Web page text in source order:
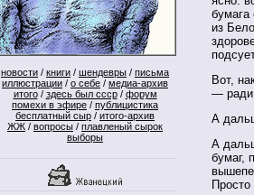
новости / книги / шендевры / письма
иллюстрации / о себе / медиа-архив
итого/ здесь был ссср/ форум
помехи в эфире / публицистика
бесплатный сыр / итого-архив
ЖЖ / вопросы / плавленый сырок
выборы
бумага
из
Вот,
— ради
А
А
бумаг,